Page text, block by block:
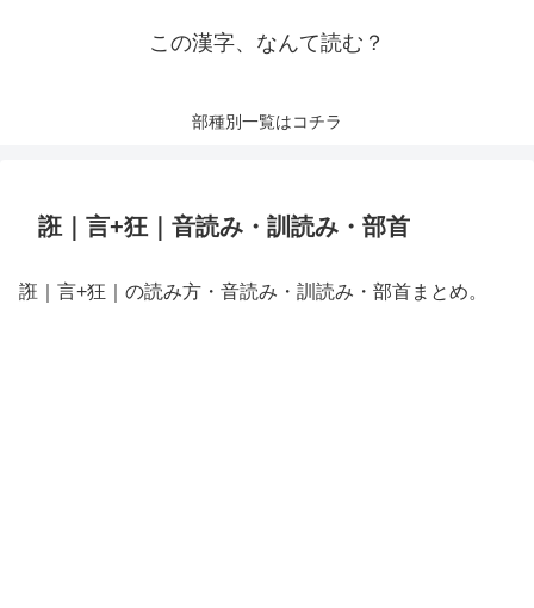
この漢字、なんて読む？
部種別一覧はコチラ
誑｜言+狂｜音読み・訓読み・部首
誑｜言+狂｜の読み方・音読み・訓読み・部首まとめ。